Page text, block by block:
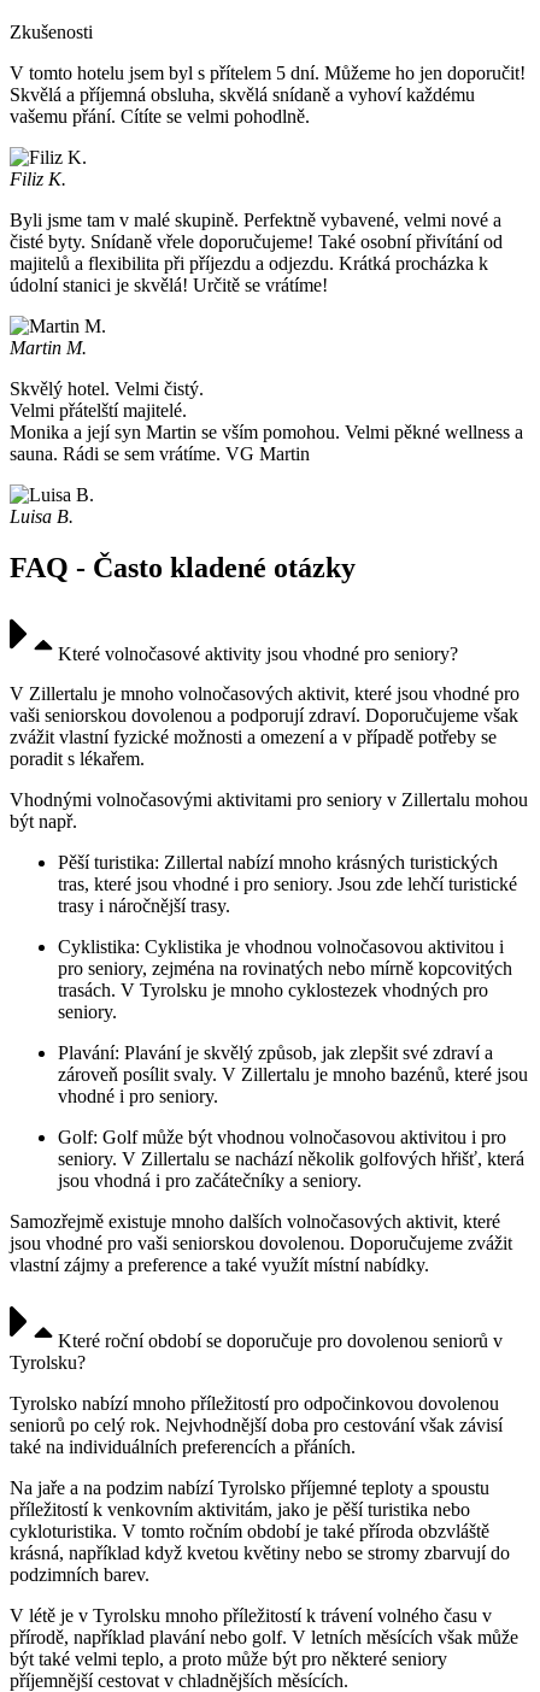
Zkušenosti
V tomto hotelu jsem byl s přítelem 5 dní. Můžeme ho jen doporučit!
Skvělá a příjemná obsluha, skvělá snídaně a vyhoví každému
vašemu přání. Cítíte se velmi pohodlně.
Filiz K.
Byli jsme tam v malé skupině. Perfektně vybavené, velmi nové a
čisté byty. Snídaně vřele doporučujeme! Také osobní přivítání od
majitelů a flexibilita při příjezdu a odjezdu. Krátká procházka k
údolní stanici je skvělá! Určitě se vrátíme!
Martin M.
Skvělý hotel. Velmi čistý.
Velmi přátelští majitelé.
Monika a její syn Martin se vším pomohou. Velmi pěkné wellness a
sauna. Rádi se sem vrátíme. VG Martin
Luisa B.
FAQ - Často kladené otázky
Které volnočasové aktivity jsou vhodné pro seniory?
V Zillertalu je mnoho volnočasových aktivit, které jsou vhodné pro
vaši seniorskou dovolenou a podporují zdraví. Doporučujeme však
zvážit vlastní fyzické možnosti a omezení a v případě potřeby se
poradit s lékařem.
Vhodnými volnočasovými aktivitami pro seniory v Zillertalu mohou
být např.
Pěší turistika: Zillertal nabízí mnoho krásných turistických
tras, které jsou vhodné i pro seniory. Jsou zde lehčí turistické
trasy i náročnější trasy.
Cyklistika: Cyklistika je vhodnou volnočasovou aktivitou i
pro seniory, zejména na rovinatých nebo mírně kopcovitých
trasách. V Tyrolsku je mnoho cyklostezek vhodných pro
seniory.
Plavání: Plavání je skvělý způsob, jak zlepšit své zdraví a
zároveň posílit svaly. V Zillertalu je mnoho bazénů, které jsou
vhodné i pro seniory.
Golf: Golf může být vhodnou volnočasovou aktivitou i pro
seniory. V Zillertalu se nachází několik golfových hřišť, která
jsou vhodná i pro začátečníky a seniory.
Samozřejmě existuje mnoho dalších volnočasových aktivit, které
jsou vhodné pro vaši seniorskou dovolenou. Doporučujeme zvážit
vlastní zájmy a preference a také využít místní nabídky.
Které roční období se doporučuje pro dovolenou seniorů v
Tyrolsku?
Tyrolsko nabízí mnoho příležitostí pro odpočinkovou dovolenou
seniorů po celý rok. Nejvhodnější doba pro cestování však závisí
také na individuálních preferencích a přáních.
Na jaře a na podzim nabízí Tyrolsko příjemné teploty a spoustu
příležitostí k venkovním aktivitám, jako je pěší turistika nebo
cykloturistika. V tomto ročním období je také příroda obzvláště
krásná, například když kvetou květiny nebo se stromy zbarvují do
podzimních barev.
V létě je v Tyrolsku mnoho příležitostí k trávení volného času v
přírodě, například plavání nebo golf. V letních měsících však může
být také velmi teplo, a proto může být pro některé seniory
příjemnější cestovat v chladnějších měsících.